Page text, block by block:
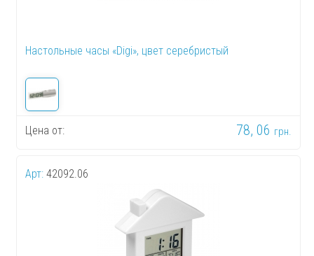
Настольные часы «Digi», цвет серебристый
Цена от: 78, 06 грн.
Арт: 42092.06